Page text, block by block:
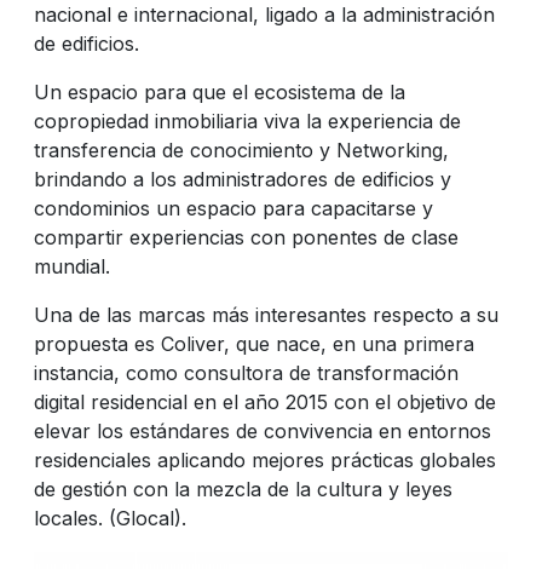
nacional e internacional, ligado a la administración
de edificios.
Un espacio para que el ecosistema de la
copropiedad inmobiliaria viva la experiencia de
transferencia de conocimiento y Networking,
brindando a los administradores de edificios y
condominios un espacio para capacitarse y
compartir experiencias con ponentes de clase
mundial.
Una de las marcas más interesantes respecto a su
propuesta es Coliver, que nace, en una primera
instancia, como consultora de transformación
digital residencial en el año 2015 con el objetivo de
elevar los estándares de convivencia en entornos
residenciales aplicando mejores prácticas globales
de gestión con la mezcla de la cultura y leyes
locales. (Glocal).